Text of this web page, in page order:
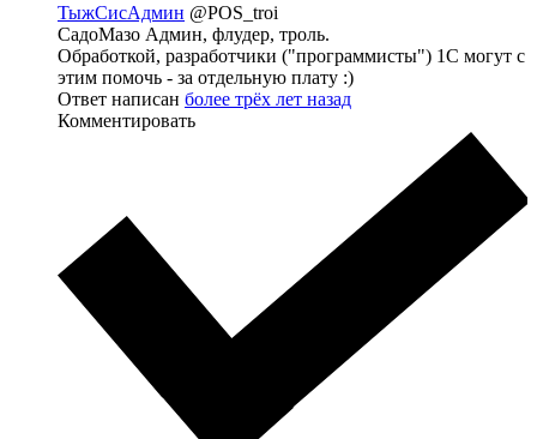
ТыжСисАдмин @POS_troi
СадоМазо Админ, флудер, троль.
Обработкой, разработчики ("программисты") 1С могут с
этим помочь - за отдельную плату :)
Ответ написан более трёх лет назад
Комментировать